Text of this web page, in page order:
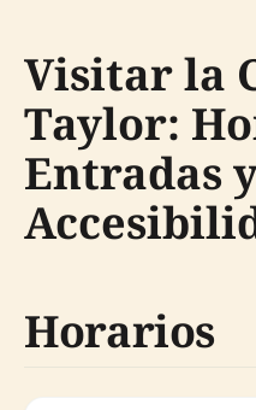
Visitar la
Taylor:
Entradas
Horarios